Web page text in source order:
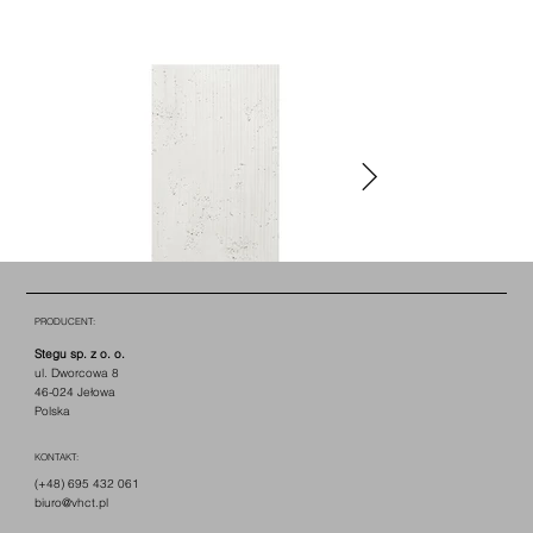
PRODUCENT:
Stegu sp. z o. o.
ul. Dworcowa 8
46-024 Jełowa
Polska
KONTAKT:
(+48) 695 432 061
biuro@vhct.pl